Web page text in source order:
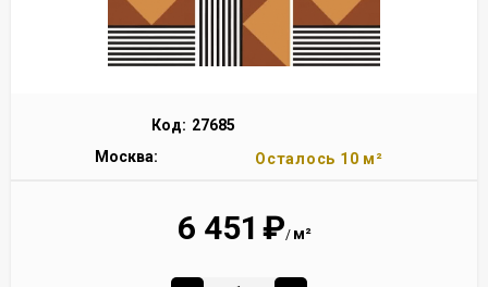
Код: 27685
Москва:
Осталось 10 м²
6 451 ₽/ м²